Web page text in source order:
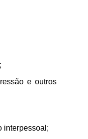
e outros
interpessoal;